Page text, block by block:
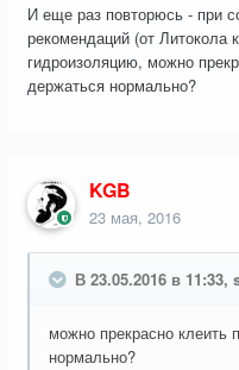
И еще раз повторюсь - при
рекомендаций (от Литокола
гидроизоляцию, можно
держаться нормально?
KGB
23 мая, 2016
В 23.05.2016 в 11:33,
можно прекрасно клеить
нормально?